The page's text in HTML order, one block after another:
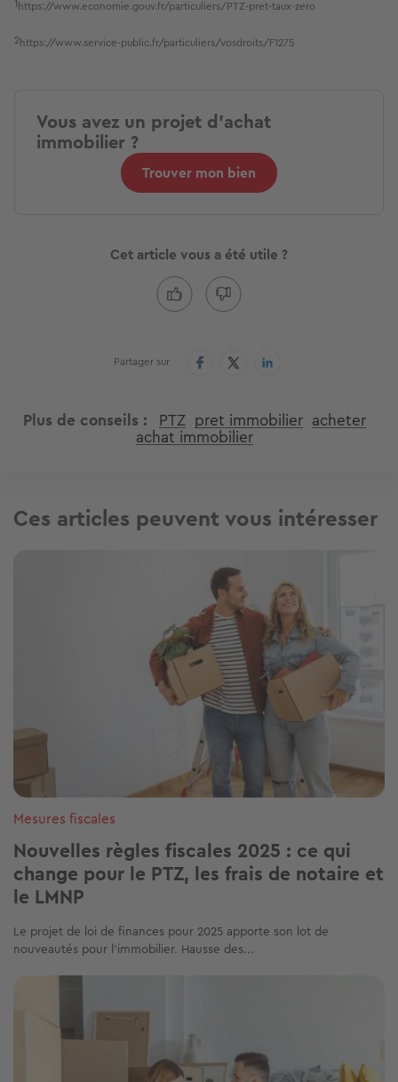
1https://www.economie.gouv.fr/particuliers/PTZ-pret-taux-zero
2https://www.service-public.fr/particuliers/vosdroits/F1275
Vous avez un projet d'achat
immobilier ?
Trouver mon bien
Cet article vous a été utile ?
Partager sur
Plus de conseils PTZ pret immobilier acheter
achat immobilier
Ces articles peuvent vous intéresser
Mesures fiscales
Nouvelles règles fiscales 2025 : ce qui
change pour le PTZ, les frais de notaire et
le LMNP
Le projet de loi de finances pour 2025 apporte son lot de
nouveautés pour l’immobilier. Hausse des...